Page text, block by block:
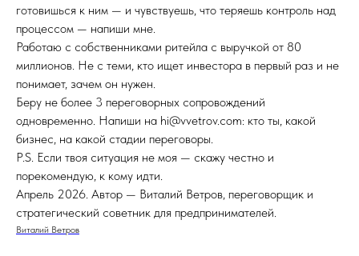
готовишься к ним — и чувствуешь, что теряешь контроль над
процессом — напиши мне.
Работаю с собственниками ритейла с выручкой от 80
миллионов. Не с теми, кто ищет инвестора в первый раз и не
понимает, зачем он нужен.
Беру не более 3 переговорных сопровождений
одновременно. Напиши на hi@vvetrov.com: кто ты, какой
бизнес, на какой стадии переговоры.
P.S. Если твоя ситуация не моя — скажу честно и
порекомендую, к кому идти.
Апрель 2026. Автор — Виталий Ветров, переговорщик и
стратегический советник для предпринимателей.
Виталий Ветров